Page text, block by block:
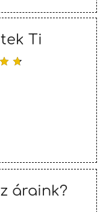
Ti
áraink?